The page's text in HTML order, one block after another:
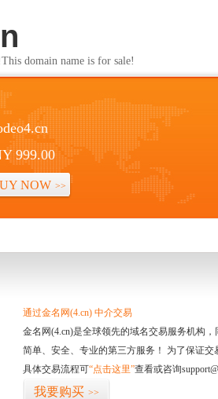
domain name is for sale!
999.00
NOW >>
通过金名网(4.cn) 中介交易
金名网(4.cn)是全球领先的域名交易服务机构
简单、安全、专业的第三方服务！ 为了保证
具体交易流程可“点击这里”查看或咨询
我要购买 >>